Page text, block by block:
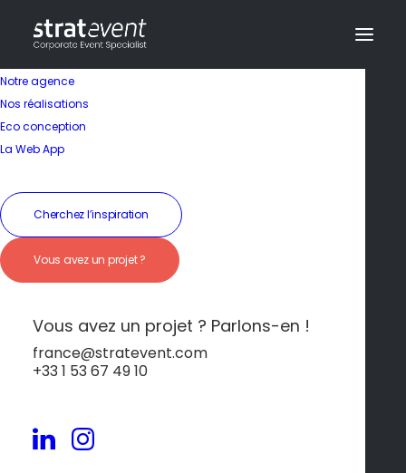
Notre agence
Nos réalisations
Eco conception
La Web App
Cherchez l’inspiration
Vous avez un projet ?
Vous avez un projet ? Parlons-en !
france@stratevent.com
+33 1 53 67 49 10
Une ville au cachet
incomparable
Bordeaux
Architecture classée UNESCO, quais animés,